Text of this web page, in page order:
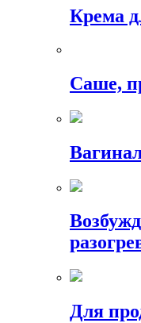
Крема
Саше,
Для